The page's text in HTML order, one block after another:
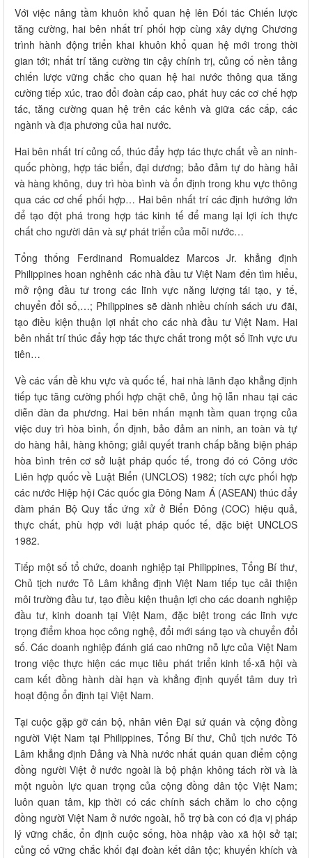
Với việc nâng tầm khuôn khổ quan hệ lên Đối tác Chiến lược
tăng cường, hai bên nhất trí phối hợp cùng xây dựng Chương
trình hành động triển khai khuôn khổ quan hệ mới trong thời
gian tới; nhất trí tăng cường tin cậy chính trị, củng cố nền tảng
chiến lược vững chắc cho quan hệ hai nước thông qua tăng
cường tiếp xúc, trao đổi đoàn cấp cao, phát huy các cơ chế hợp
tác, tăng cường quan hệ trên các kênh và giữa các cấp, các
ngành và địa phương của hai nước.
Hai bên nhất trí củng cố, thúc đẩy hợp tác thực chất về an ninh-
quốc phòng, hợp tác biển, đại dương; bảo đảm tự do hàng hải
và hàng không, duy trì hòa bình và ổn định trong khu vực thông
qua các cơ chế phối hợp… Hai bên nhất trí các định hướng lớn
để tạo đột phá trong hợp tác kinh tế để mang lại lợi ích thực
chất cho người dân và sự phát triển của mỗi nước…
Tổng thống Ferdinand Romualdez Marcos Jr. khẳng định
Philippines hoan nghênh các nhà đầu tư Việt Nam đến tìm hiểu,
mở rộng đầu tư trong các lĩnh vực năng lượng tái tạo, y tế,
chuyển đổi số,…; Philippines sẽ dành nhiều chính sách ưu đãi,
tạo điều kiện thuận lợi nhất cho các nhà đầu tư Việt Nam. Hai
bên nhất trí thúc đẩy hợp tác thực chất trong một số lĩnh vực ưu
tiên…
Về các vấn đề khu vực và quốc tế, hai nhà lãnh đạo khẳng định
tiếp tục tăng cường phối hợp chặt chẽ, ủng hộ lẫn nhau tại các
diễn đàn đa phương. Hai bên nhấn mạnh tầm quan trọng của
việc duy trì hòa bình, ổn định, bảo đảm an ninh, an toàn và tự
do hàng hải, hàng không; giải quyết tranh chấp bằng biện pháp
hòa bình trên cơ sở luật pháp quốc tế, trong đó có Công ước
Liên hợp quốc về Luật Biển (UNCLOS) 1982; tích cực phối hợp
các nước Hiệp hội Các quốc gia Đông Nam Á (ASEAN) thúc đẩy
đàm phán Bộ Quy tắc ứng xử ở Biển Đông (COC) hiệu quả,
thực chất, phù hợp với luật pháp quốc tế, đặc biệt UNCLOS
1982.
Tiếp một số tổ chức, doanh nghiệp tại Philippines, Tổng Bí thư,
Chủ tịch nước Tô Lâm khẳng định Việt Nam tiếp tục cải thiện
môi trường đầu tư, tạo điều kiện thuận lợi cho các doanh nghiệp
đầu tư, kinh doanh tại Việt Nam, đặc biệt trong các lĩnh vực
trọng điểm khoa học công nghệ, đổi mới sáng tạo và chuyển đổi
số. Các doanh nghiệp đánh giá cao những nỗ lực của Việt Nam
trong việc thực hiện các mục tiêu phát triển kinh tế-xã hội và
cam kết đồng hành dài hạn và khẳng định quyết tâm duy trì
hoạt động ổn định tại Việt Nam.
Tại cuộc gặp gỡ cán bộ, nhân viên Đại sứ quán và cộng đồng
người Việt Nam tại Philippines, Tổng Bí thư, Chủ tịch nước Tô
Lâm khẳng định Đảng và Nhà nước nhất quán quan điểm cộng
đồng người Việt ở nước ngoài là bộ phận không tách rời và là
một nguồn lực quan trọng của cộng đồng dân tộc Việt Nam;
luôn quan tâm, kịp thời có các chính sách chăm lo cho cộng
đồng người Việt Nam ở nước ngoài, hỗ trợ bà con có địa vị pháp
lý vững chắc, ổn định cuộc sống, hòa nhập vào xã hội sở tại;
củng cố vững chắc khối đại đoàn kết dân tộc; khuyến khích và